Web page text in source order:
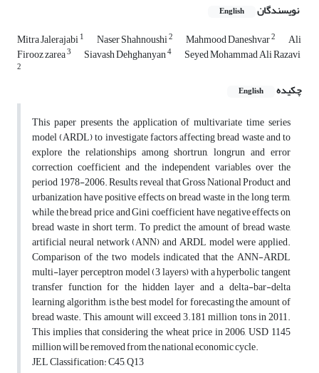
نویسندگان English
Mitra Jalerajabi1 Naser Shahnoushi2 Mahmood Daneshvar2 Ali
Firooz zarea3 Siavash Dehghanyan4 Seyed Mohammad Ali Razavi
2
چکیده English
This paper presents the application of multivariate time series
model (ARDL) to investigate factors affecting bread waste and to
explore the relationships among shortrun, longrun and error
correction coefficient and the independent variables over the
period 1978-2006. Results reveal that Gross National Product and
urbanization have positive effects on bread waste in the long term,
while the bread price and Gini coefficient have negative effects on
bread waste in short term. To predict the amount of bread waste,
artificial neural network (ANN) and ARDL model were applied.
Comparison of the two models indicated that the ANN-ARDL
multi-layer perceptron model (3 layers) with a hyperbolic tangent
transfer function for the hidden layer and a delta-bar-delta
learning algorithm, is the best model for forecasting the amount of
bread waste. This amount will exceed 3.181 million tons in 2011.
This implies that considering the wheat price in 2006, USD 1145
million will be removed from the national economic cycle.
JEL Classification: C45, Q13